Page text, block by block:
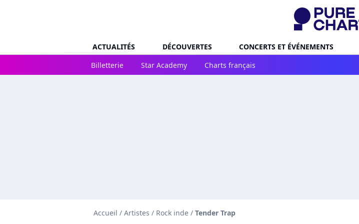
ACTUALITÉS DÉCOUVERTES CONCERTS ET ÉVÉNEMENTS
Billetterie
Star Academy Charts français
Accueil / Artistes / Rock inde / Tender Trap